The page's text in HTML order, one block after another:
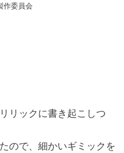
作委員会
リックに書き起こしつ
ので、細かいギミックを